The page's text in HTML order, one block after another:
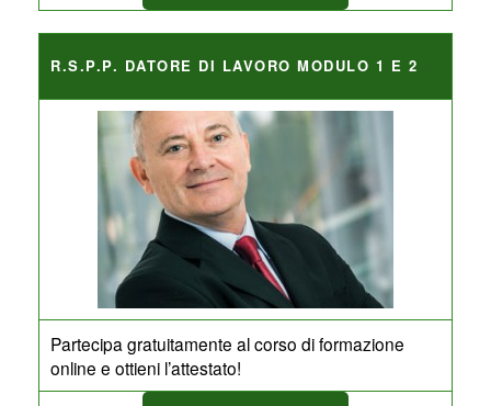
R.S.P.P. DATORE DI LAVORO MODULO 1 E 2
Partecipa gratuitamente al corso di formazione
online e ottieni l’attestato!